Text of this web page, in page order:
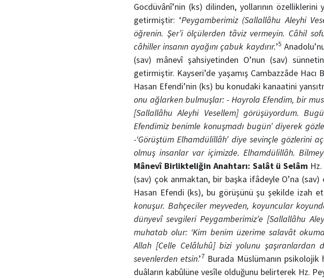
Gocdüvânî’nin (ks) dilinden, yollarının
getirmiştir: ‘Peygamberimiz (Sallallâhu Aleyhi
öğrenin. Şer’i ölçülerden tâviz vermeyin. Câhil
câhiller insanın ayağını çabuk kaydırır.’5
(sav) mânevî şahsiyetinden O’nun (sav)
getirmiştir. Kayseri’de yaşamış Cambazzâde
Hasan Efendi’nin (ks) bu konudaki kanaatini
onu ağlarken bulmuşlar: - Hayrola Efendim, bir
[Sallallâhu Aleyhi Vesellem] görüşüyordum.
Efendimiz benimle konuşmadı bugün’ diyerek
-‘Görüştüm Elhamdülillâh’ diye sevinçle gözlerini
olmuş insanlar var içimizde. Elhamdülillâh.
Mânevî Birlikteliğin Anahtarı: Salât ü Selâm
(sav) çok anmaktan, bir başka ifâdeyle O’na
Hasan Efendi (ks), bu görüşünü şu şekilde izah
konuşur. Bahçeciler meyveden, koyuncular
dünyevî sevgileri Peygamberimiz’e [Sallallâhu
muhatab olur: ‘Kim benim üzerime salavât
Allah [Celle Celâluhû] bizi yolunu şaşıranlardan
sevenlerden etsin.’7 Burada Müslümanın
duâların kabûlüne vesîle olduğunu belirterek Hz.